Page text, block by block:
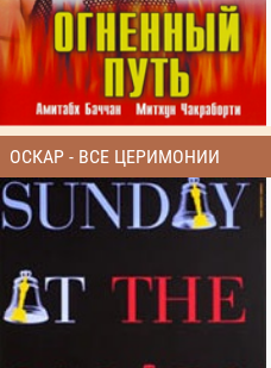
ОСКАР - ВСЕ ЦЕРИМОНИИ